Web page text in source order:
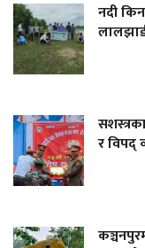
नदी
र विपद्